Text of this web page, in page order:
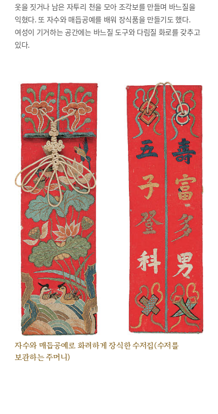
옷을 짓거나 남은 자투리 천을 모아 조각보를 만들며 바느질을
익혔다. 또 자수와 매듭공예를 배워 장식품을 만들기도 했다.
여성이 기거하는 공간에는 바느질 도구와 다림질 화로를 갖추고
있다.
자수와 매듭공예로 화려하게 장식한 수저집(수저를
보관하는 주머니)